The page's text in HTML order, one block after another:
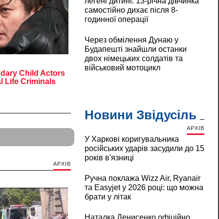
АРХІВ
самостійно дихає після 8-
годинної операції
Через обмілення Дунаю у
Будапешті знайшли останки
двох німецьких солдатів та
військовий мотоцикл
Новини Звідусіль
АРХІВ
У Харкові коригувальника
російських ударів засудили до 15
років в'язниці
Ручна поклажа Wizz Air, Ryanair
та Easyjet у 2026 році: що можна
брати у літак